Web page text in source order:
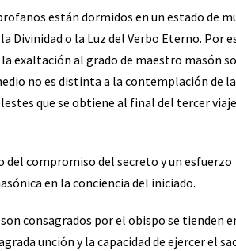
están dormidos en un estado de
Divinidad o la Luz del Verbo Eterno. Por
exaltación al grado de maestro masón
no es distinta a la contemplación de
que se obtiene al final del tercer viaje
del compromiso del secreto y un esfuerzo
en la conciencia del iniciado.
consagrados por el obispo se tienden
unción y la capacidad de ejercer el